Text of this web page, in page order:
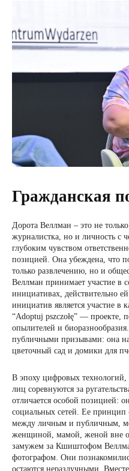
Гражданская
Дорота Веллман – это не
журналистка, но и личность с
глубоким чувством
позицией. Она убеждена, что
только развлечению, но и
Веллман принимает участие в
инициативах, действительно
инициатив является участие в
“Adoptuj pszczołę” — проекте,
опылителей и
публичными призывами: она на
цветочный сад и домики для
В эпоху цифровых
лиц соревнуются за
отличается особой позицией:
социальных сетей. Ее принцип
между личным и публичным,
женщиной, мамой, женой вне
замужем за Кшиштофом
фотографом. Они
остаются неразлучными.